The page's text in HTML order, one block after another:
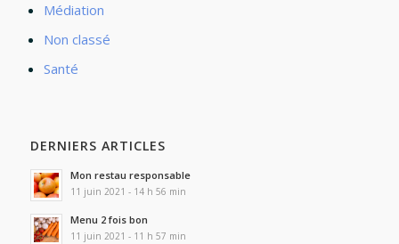
Médiation
Non classé
Santé
DERNIERS ARTICLES
Mon restau responsable
11 juin 2021 - 14 h 56 min
Menu 2 fois bon
11 juin 2021 - 11 h 57 min